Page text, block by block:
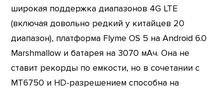
широкая поддержка диапазонов 4G LTE
(включая довольно редкий у китайцев 20
диапазон), платформа Flyme OS 5 на Android 6.0
Marshmallow и батарея на 3070 мАч. Она не
ставит рекорды по емкости, но в сочетании с
MT6750 и HD-разрешением способна на